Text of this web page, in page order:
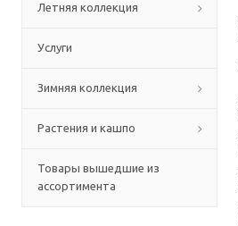
Летняя коллекция
Услуги
Зимняя коллекция
Растения и кашпо
Товары вышедшие из
ассортимента